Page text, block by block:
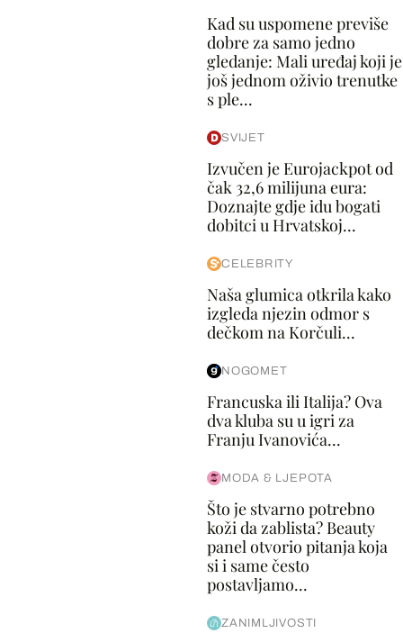
Kad su uspomene previše
dobre za samo jedno
gledanje: Mali uređaj koji je
još jednom oživio trenutke
s ple...
SVIJET
Izvučen je Eurojackpot od
čak 32,6 milijuna eura:
Doznajte gdje idu bogati
dobitci u Hrvatskoj...
CELEBRITY
Naša glumica otkrila kako
izgleda njezin odmor s
dečkom na Korčuli...
NOGOMET
Francuska ili Italija? Ova
dva kluba su u igri za
Franju Ivanovića...
MODA & LJEPOTA
Što je stvarno potrebno
koži da zablista? Beauty
panel otvorio pitanja koja
si i same često
postavljamo...
ZANIMLJIVOSTI